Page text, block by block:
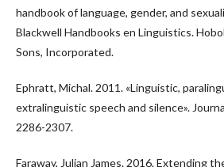
handbook of language, gender, and
Blackwell Handbooks en Linguistics.
Sons, Incorporated.
Ephratt, Michal. 2011. «Linguistic,
extralinguistic speech and silence».
2286-2307.
Faraway, Julian James. 2016. Extending